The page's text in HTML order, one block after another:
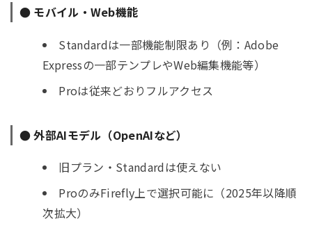
● モバイル・Web機能
Standardは一部機能制限あり（例：Adobe
Expressの一部テンプレやWeb編集機能等）
Proは従来どおりフルアクセス
● 外部AIモデル（OpenAIなど）
旧プラン・Standardは使えない
ProのみFirefly上で選択可能に（2025年以降順
次拡大）